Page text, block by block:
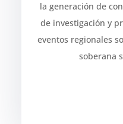
la generación de
de investigación y
eventos regionales
soberana